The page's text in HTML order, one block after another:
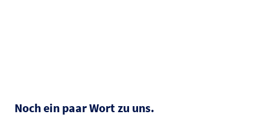
Noch ein paar Wort zu uns.